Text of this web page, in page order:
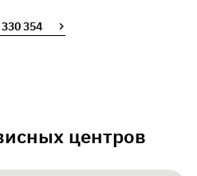
354
центров